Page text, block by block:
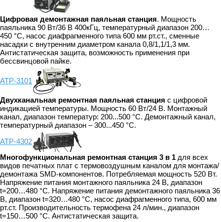
Цифровая демонтажная паяльная станция. Мощность
паяльника 90 Вт/36 В 400кГц, температурный диапазон 200…
450 °С, насос диафрагменного типа 600 мм рт.ст., сменные
насадки с внутренним диаметром канала 0,8/1,1/1,3 мм.
Антистатическая защита, возможность применения при
бессвинцовой пайке.
АТР-3101
Двухканальная ремонтная паяльная станция с цифровой
индикацией температуры. Мощность 60 Вт/24 В. Монтажный
канал, диапазон температур: 200...500 °С. Демонтажный канал,
температурный диапазон – 300...450 °С.
АТР-4302
Многофункциональная ремонтная станция 3 в 1 для всех
видов печатных плат с термовоздушным каналом для монтажа/
демонтажа SMD-компонентов. Потребляемая мощность 520 Вт.
Напряжение питания монтажного паяльника 24 В, диапазон
t=200…480 °C. Напряжение питания демонтажного паяльника 36
В, диапазон t=320…480 °C, насос диафрагменного типа, 600 мм
рт.ст. Производительность термофена 24 л/мин., диапазон
t=150…500 °C. Антистатическая защита.